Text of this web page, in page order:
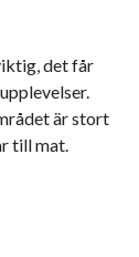
det får
är stort
till mat.